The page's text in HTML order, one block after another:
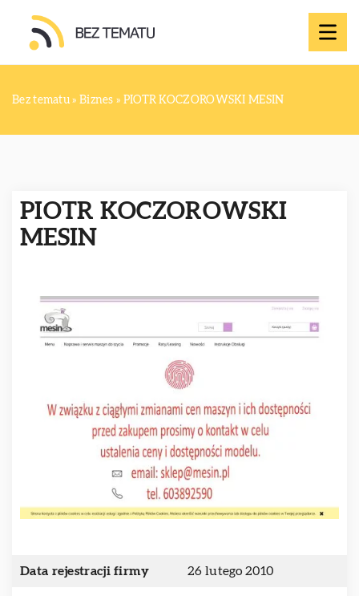
Bez tematu » Biznes » PIOTR KOCZOROWSKI MESIN
PIOTR KOCZOROWSKI
MESIN
Data rejestracji firmy 26 lutego 2010